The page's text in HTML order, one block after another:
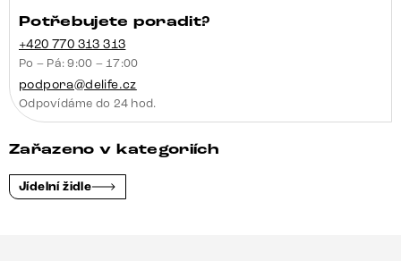
Potřebujete poradit?
+420 770 313 313
Po – Pá: 9:00 – 17:00
podpora@delife.cz
Odpovídáme do 24 hod.
Zařazeno v kategoriích
Jídelní židle